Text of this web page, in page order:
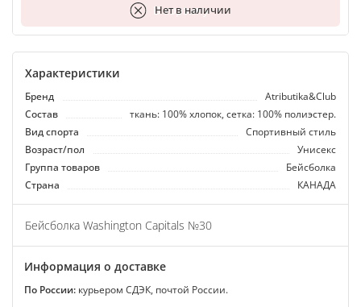
Нет в наличии
В корзину
Характеристики
Бренд
Atributika&Club
Состав
ткань: 100% хлопок, сетка: 100% полиэстер.
Вид спорта
Спортивный стиль
Возраст/пол
Унисекс
Группа товаров
Бейсболка
Страна
КАНАДА
Бейсболка Washington Capitals №30
Информация о доставке
По России: курьером СДЭК, почтой России.